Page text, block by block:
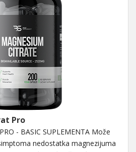
Pro
- BASIC SUPLEMENTA Može
nedostatka magnezijuma